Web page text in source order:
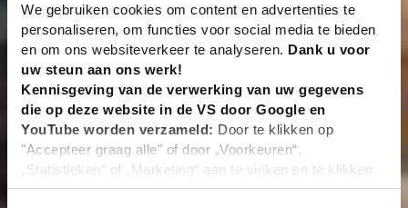
We gebruiken cookies om content en advertenties te
personaliseren, om functies voor social media te bieden
en om ons websiteverkeer te analyseren. Dank u voor
uw steun aan ons werk!
Kennisgeving van de verwerking van uw gegevens
die op deze website in de VS door Google en
YouTube worden verzameld: Door te klikken op
"Accepteer graag alle" of door „Voorkeuren“,
„Statistieken“ of „Marketing“ aan te vinken en te klikken
op "Selectie handmatig instellen", stemt u er ook mee in